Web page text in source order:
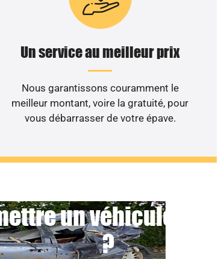
Un service au meilleur prix
Nous garantissons couramment le
meilleur montant, voire la gratuité, pour
vous débarrasser de votre épave.
un véhicule non
?